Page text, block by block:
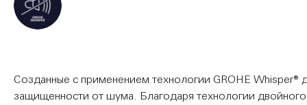
галереи
изображений
Созданные с применением технологии GROHE
защищенности от шума. Благодаря технологии